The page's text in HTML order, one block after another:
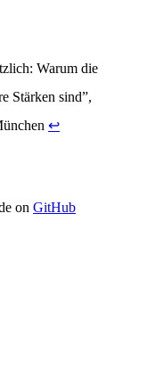
Warum die
Stärken sind”,
↩
on GitHub